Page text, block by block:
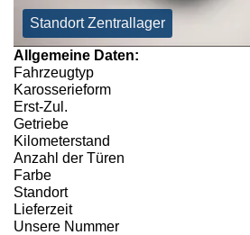
Standort Zentrallager
Allgemeine Daten:
Fahrzeugtyp
Karosserieform
Erst-Zul.
Getriebe
Kilometerstand
Anzahl der Türen
Farbe
Standort
Lieferzeit
Unsere Nummer